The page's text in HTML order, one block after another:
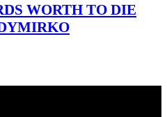
WORTH TO DIE